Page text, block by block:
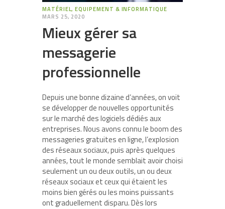
MATÉRIEL, EQUIPEMENT & INFORMATIQUE
MARS 25, 2020
Mieux gérer sa
messagerie
professionnelle
Depuis une bonne dizaine d’années, on voit
se développer de nouvelles opportunités
sur le marché des logiciels dédiés aux
entreprises. Nous avons connu le boom des
messageries gratuites en ligne, l’explosion
des réseaux sociaux, puis après quelques
années, tout le monde semblait avoir choisi
seulement un ou deux outils, un ou deux
réseaux sociaux et ceux qui étaient les
moins bien gérés ou les moins puissants
ont graduellement disparu. Dès lors